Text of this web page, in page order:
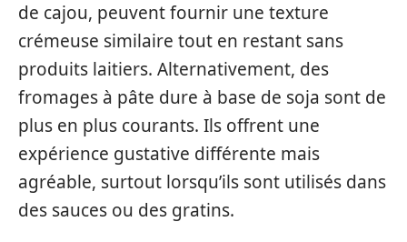
de cajou, peuvent fournir une texture
crémeuse similaire tout en restant sans
produits laitiers. Alternativement, des
fromages à pâte dure à base de soja sont de
plus en plus courants. Ils offrent une
expérience gustative différente mais
agréable, surtout lorsqu’ils sont utilisés dans
des sauces ou des gratins.